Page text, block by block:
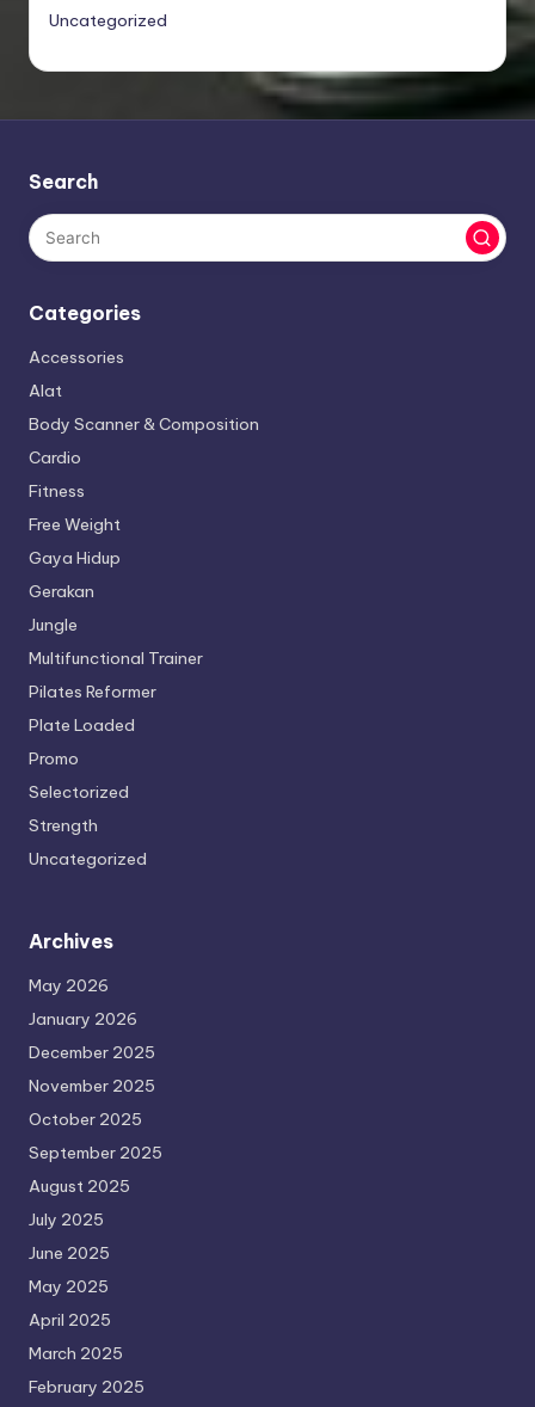
Uncategorized
Search
Categories
Accessories
Alat
Body Scanner & Composition
Cardio
Fitness
Free Weight
Gaya Hidup
Gerakan
Jungle
Multifunctional Trainer
Pilates Reformer
Plate Loaded
Promo
Selectorized
Strength
Uncategorized
Archives
May 2026
January 2026
December 2025
November 2025
October 2025
September 2025
August 2025
July 2025
June 2025
May 2025
April 2025
March 2025
February 2025